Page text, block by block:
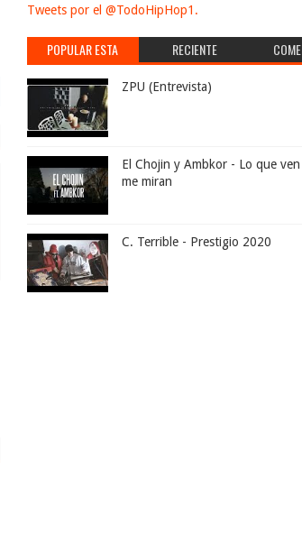
Tweets por el @TodoHipHop1.
POPULAR ESTA
SEMANA
RECIENTE
ZPU (Entrevista)
El Chojin y Ambkor - Lo que
me miran
C. Terrible - Prestigio 2020